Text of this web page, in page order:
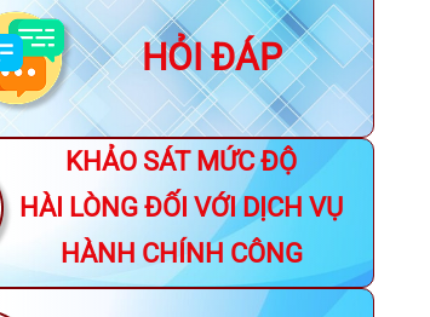
HỎI ĐÁP
KHẢO SÁT MỨC ĐỘ
HÀI LÒNG ĐỐI VỚI DỊCH VỤ
HÀNH CHÍNH CÔNG